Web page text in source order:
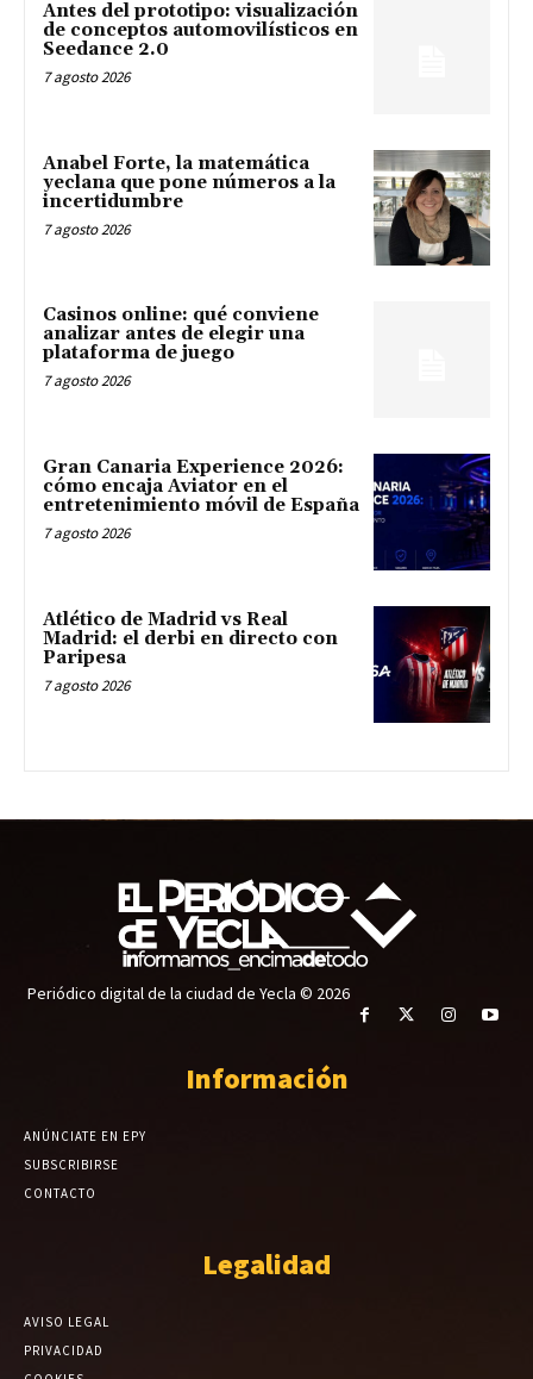
Antes del prototipo: visualización
de conceptos automovilísticos en
Seedance 2.0
7 agosto 2026
Anabel Forte, la matemática
yeclana que pone números a la
incertidumbre
7 agosto 2026
Casinos online: qué conviene
analizar antes de elegir una
plataforma de juego
7 agosto 2026
Gran Canaria Experience 2026:
cómo encaja Aviator en el
entretenimiento móvil de España
7 agosto 2026
Atlético de Madrid vs Real
Madrid: el derbi en directo con
Paripesa
7 agosto 2026
Periódico digital de la ciudad de Yecla © 2026
Información
ANÚNCIATE EN EPY
SUBSCRIBIRSE
CONTACTO
Legalidad
AVISO LEGAL
PRIVACIDAD